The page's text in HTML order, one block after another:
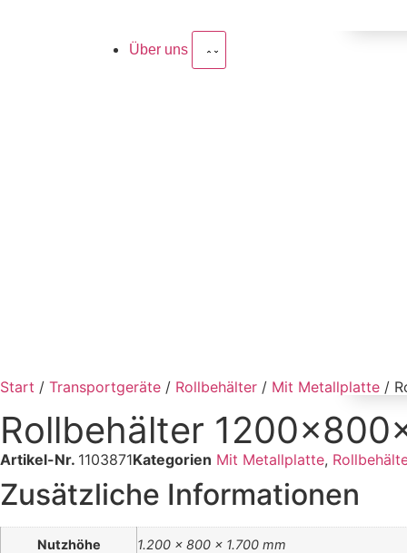
Über uns
Start / Transportgeräte / Rollbehälter / Mit Metallplatte /
Rollbehälter
Artikel-Nr. 1103871Kategorien Mit Metallplatte,
Zusätzliche Informationen
Nutzhöhe 1.200 x 800 x 1.700 mm